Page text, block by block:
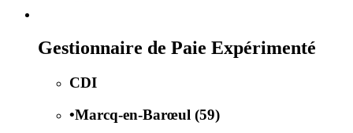
Gestionnaire de Paie Expérimenté
CDI
•Marcq-en-Barœul (59)